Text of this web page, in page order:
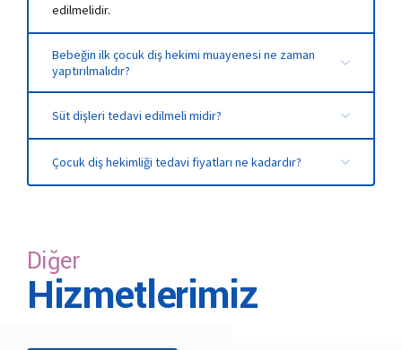
edilmelidir.
Bebeğin ilk çocuk diş hekimi muayenesi ne zaman
yaptırılmalıdır?
Süt dişleri tedavi edilmeli midir?
süt dişleri de tedavi ettirilmelidir. Tedavi edilmeyen süt
dişleri, daimi dişler için problem oluşturabilir.
Çocuk diş hekimliği tedavi fiyatları ne kadardır?
Diğer
Hizmetlerimiz